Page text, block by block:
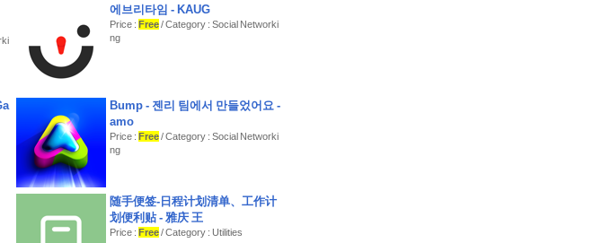
에브리타임 - KAUG
Price : Free/ Category : Social Networki
ng
Bump - 젠리 팀에서 만들었어요 -
amo
Price : Free/ Category : Social Networki
ng
随手便签-日程计划清单、工作计
划便利贴 - 雅庆 王
Price : Free/ Category : Utilities